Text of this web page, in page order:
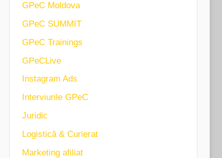
GPeC Moldova
GPeC SUMMIT
GPeC Trainings
GPeCLive
Instagram Ads
Interviurile GPeC
Juridic
Logistică & Curierat
Marketing afiliat